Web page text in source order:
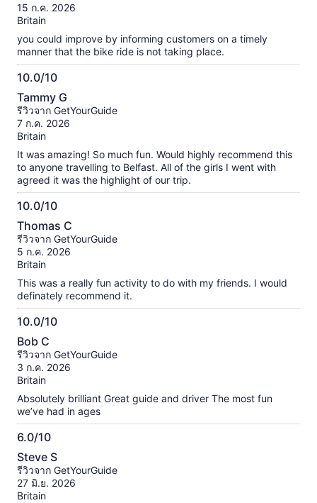
10
15 ก.ค. 2026
Britain
you could improve by informing customers on a timely
manner that the bike ride is not taking place.
10.0/10
10.0
จาก
10
Tammy G
รีวิวจาก GetYourGuide
7 ก.ค. 2026
Britain
It was amazing! So much fun. Would highly recommend this
to anyone travelling to Belfast. All of the girls I went with
agreed it was the highlight of our trip.
10.0/10
10.0
จาก
10
Thomas C
รีวิวจาก GetYourGuide
5 ก.ค. 2026
Britain
This was a really fun activity to do with my friends. I would
definately recommend it.
10.0/10
10.0
จาก
10
Bob C
รีวิวจาก GetYourGuide
3 ก.ค. 2026
Britain
Absolutely brilliant Great guide and driver The most fun
we’ve had in ages
6.0/10
6.0
จาก
10
Steve S
รีวิวจาก GetYourGuide
27 มิ.ย. 2026
Britain